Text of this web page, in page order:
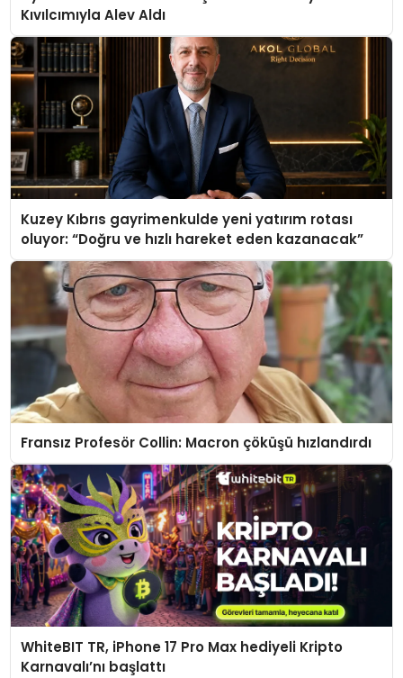
Kıvılcımıyla Alev Aldı
Kuzey Kıbrıs gayrimenkulde yeni yatırım rotası
oluyor: “Doğru ve hızlı hareket eden kazanacak”
Fransız Profesör Collin: Macron çöküşü hızlandırdı
WhiteBIT TR, iPhone 17 Pro Max hediyeli Kripto
Karnavalı’nı başlattı